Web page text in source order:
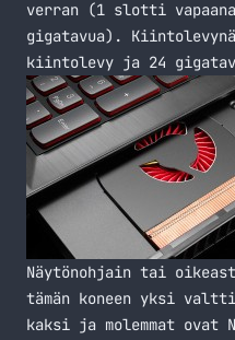
verran (1 slotti
gigatavua).
kiintolevy ja 24
Näytönohjain tai
tämän koneen yksi
kaksi ja molemmat ovat